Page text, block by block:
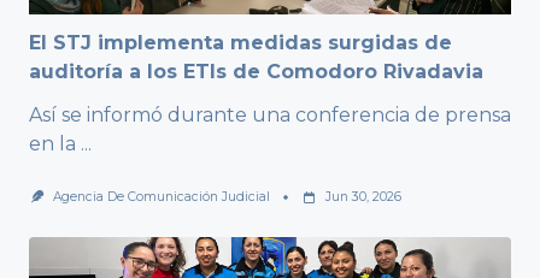
El STJ implementa medidas surgidas de
auditoría a los ETIs de Comodoro Rivadavia
Así se informó durante una conferencia de prensa
en la ...
Agencia De Comunicación Judicial Jun 30, 2026